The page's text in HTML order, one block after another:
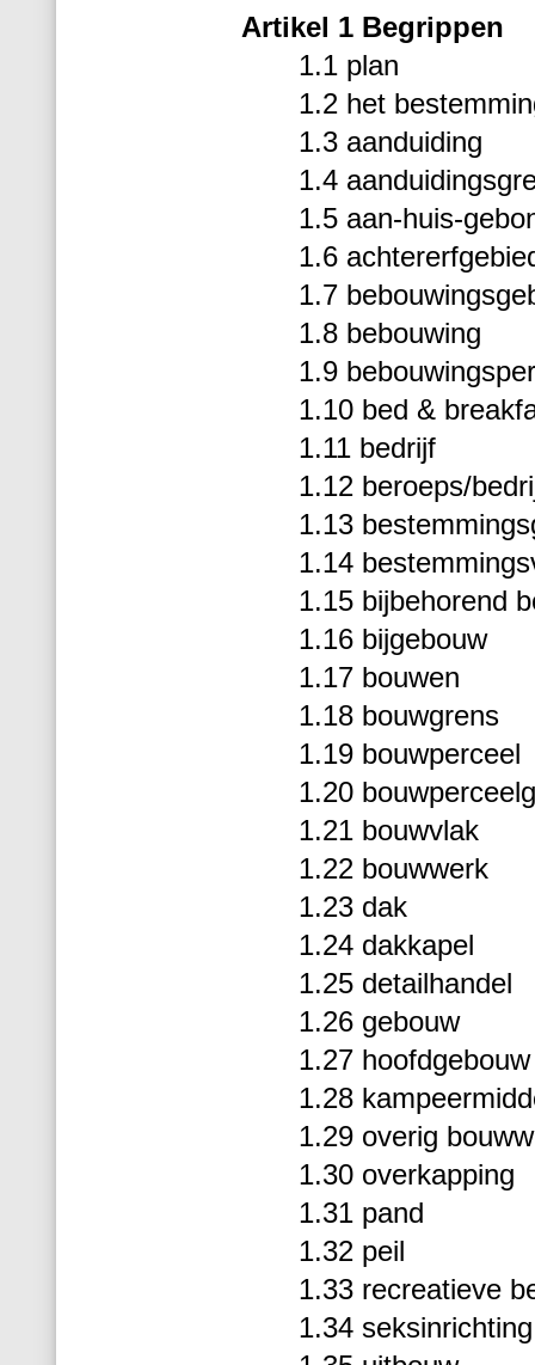
Artikel 1 Begrippen
1.1 plan
1.2 het
1.3 aanduiding
1.4
1.5 aan-huis-
1.6
1.7
1.8 bebouwing
1.9
1.10 bed &
1.11 bedrijf
1.12 beroeps/
1.13
1.14
1.15 bijbehorend
1.16 bijgebouw
1.17 bouwen
1.18 bouwgrens
1.19 bouwperceel
1.20
1.21 bouwvlak
1.22 bouwwerk
1.23 dak
1.24 dakkapel
1.25 detailhandel
1.26 gebouw
1.27 hoofdgebouw
1.28
1.29 overig
1.30 overkapping
1.31 pand
1.32 peil
1.33 recreatieve
1.34 seksinrichting